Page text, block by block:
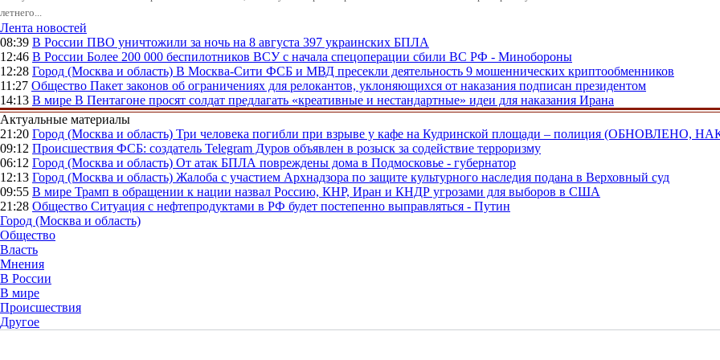
летнего...
Лента новостей
08:39 В России ПВО уничтожили за ночь на 8 августа 397 украинских БПЛА
12:46 В России Более 200 000 беспилотников ВСУ с начала спецоперации сбили ВС РФ - Минобороны
12:28 Город (Москва и область) В Москва-Сити ФСБ и МВД пресекли деятельность 9 мошеннических криптообменников
11:27 Общество Пакет законов об ограничениях для релокантов, уклоняющихся от наказания подписан президентом
14:13 В мире В Пентагоне просят солдат предлагать «креативные и нестандартные» идеи для наказания Ирана
Актуальные материалы
21:20 Город (Москва и область) Три человека погибли при взрыве у кафе на Кудринской площади – полиция (ОБНОВЛЕНО,
09:12 Происшествия ФСБ: создатель Telegram Дуров объявлен в розыск за содействие терроризму
06:12 Город (Москва и область) От атак БПЛА повреждены дома в Подмосковье - губернатор
12:13 Город (Москва и область) Жалоба с участием Архнадзора по защите культурного наследия подана в Верховный суд
09:55 В мире Трамп в обращении к нации назвал Россию, КНР, Иран и КНДР угрозами для выборов в США
21:28 Общество Ситуация с нефтепродуктами в РФ будет постепенно выправляться - Путин
Город (Москва и область)
Общество
Власть
Мнения
В России
В мире
Происшествия
Другое